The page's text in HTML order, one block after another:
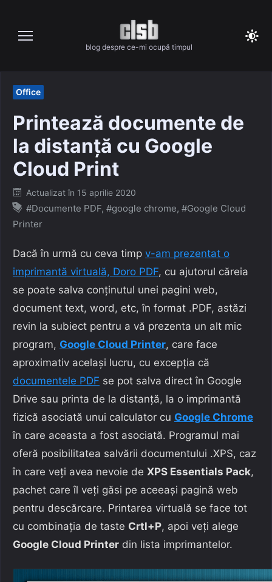
content
blog despre ce-mi ocupă timpul
Office
Printează documente de
la distanță cu Google
Cloud Print
Posted
on
Actualizat în 15 aprilie 2020
#Documente PDF, #google chrome, #Google Cloud
Printer
Dacă în urmă cu ceva timp v-am prezentat o
imprimantă virtuală, Doro PDF, cu ajutorul căreia
se poate salva conținutul unei pagini web,
document text, word, etc, în format .PDF, astăzi
revin la subiect pentru a vă prezenta un alt mic
program, Google Cloud Printer, care face
aproximativ același lucru, cu excepția că
documentele PDF se pot salva direct în Google
Drive sau printa de la distanță, la o imprimantă
fizică asociată unui calculator cu Google Chrome
în care aceasta a fost asociată. Programul mai
oferă posibilitatea salvării documentului .XPS, caz
în care veți avea nevoie de XPS Essentials Pack,
pachet care îl veți găsi pe aceeași pagină web
pentru descărcare. Printarea virtuală se face tot
cu combinația de taste Crtl+P, apoi veți alege
Google Cloud Printer din lista imprimantelor.